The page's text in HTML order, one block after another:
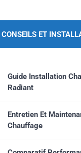
CONSEILS ET
Guide Installation
Radiant
Entretien Et
Chauffage
Pour un
chauffage radiant
il séduit